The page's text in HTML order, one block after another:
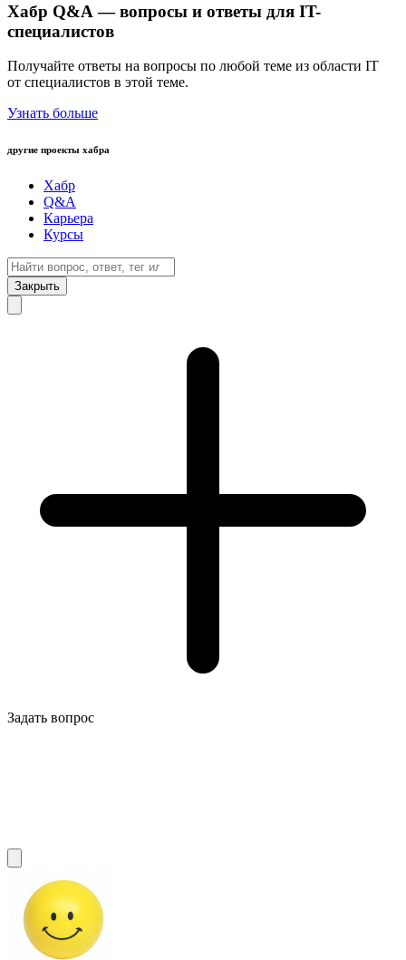
Хабр Q&A — вопросы и ответы для IT-
специалистов
Получайте ответы на вопросы по любой теме из области IT
от специалистов в этой теме.
Узнать больше
другие проекты хабра
Хабр
Q&A
Карьера
Курсы
Закрыть
Задать вопрос